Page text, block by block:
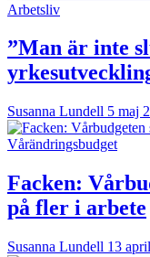
Arbetsliv
”Man är inte
Susanna Lundell 5 maj
Vårändringsbudget
Facken:
på fler i arbete
Susanna Lundell 13